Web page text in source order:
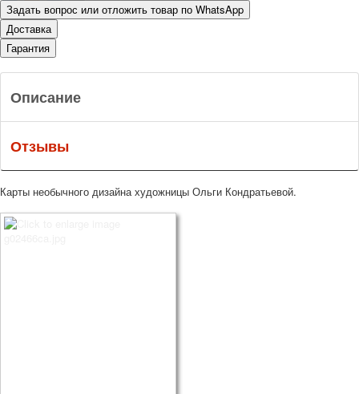
Задать вопрос или отложить товар по WhatsApp
Доставка
Гарантия
Описание
Отзывы
Карты необычного дизайна художницы Ольги Кондратьевой.